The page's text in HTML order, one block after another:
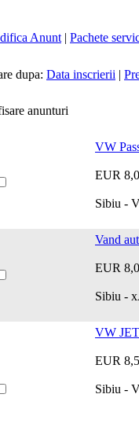
Anunt | Pachete
dupa: Data inscrierii |
anunturi
VW
EUR
Sibiu -
Vand
EUR
Sibiu -
VW
EUR
Sibiu -